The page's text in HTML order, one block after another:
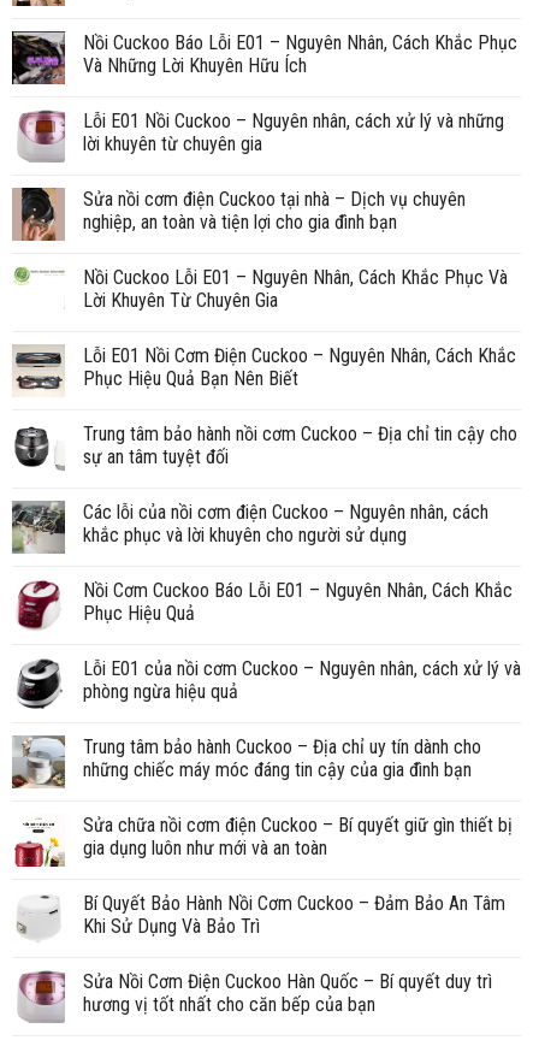
Nồi Cuckoo Báo Lỗi E01 – Nguyên Nhân, Cách Khắc Phục
Và Những Lời Khuyên Hữu Ích
Lỗi E01 Nồi Cuckoo – Nguyên nhân, cách xử lý và những
lời khuyên từ chuyên gia
Sửa nồi cơm điện Cuckoo tại nhà – Dịch vụ chuyên
nghiệp, an toàn và tiện lợi cho gia đình bạn
Nồi Cuckoo Lỗi E01 – Nguyên Nhân, Cách Khắc Phục Và
Lời Khuyên Từ Chuyên Gia
Lỗi E01 Nồi Cơm Điện Cuckoo – Nguyên Nhân, Cách Khắc
Phục Hiệu Quả Bạn Nên Biết
Trung tâm bảo hành nồi cơm Cuckoo – Địa chỉ tin cậy cho
sự an tâm tuyệt đối
Các lỗi của nồi cơm điện Cuckoo – Nguyên nhân, cách
khắc phục và lời khuyên cho người sử dụng
Nồi Cơm Cuckoo Báo Lỗi E01 – Nguyên Nhân, Cách Khắc
Phục Hiệu Quả
Lỗi E01 của nồi cơm Cuckoo – Nguyên nhân, cách xử lý và
phòng ngừa hiệu quả
Trung tâm bảo hành Cuckoo – Địa chỉ uy tín dành cho
những chiếc máy móc đáng tin cậy của gia đình bạn
Sửa chữa nồi cơm điện Cuckoo – Bí quyết giữ gìn thiết bị
gia dụng luôn như mới và an toàn
Bí Quyết Bảo Hành Nồi Cơm Cuckoo – Đảm Bảo An Tâm
Khi Sử Dụng Và Bảo Trì
Sửa Nồi Cơm Điện Cuckoo Hàn Quốc – Bí quyết duy trì
hương vị tốt nhất cho căn bếp của bạn